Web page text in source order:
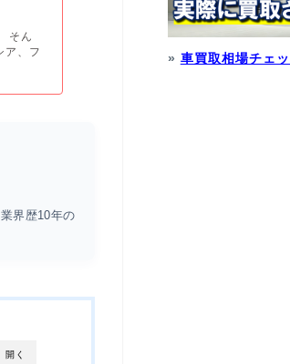
そん
ア、フ
界歴10年の
開く
» 車買取相場チェ